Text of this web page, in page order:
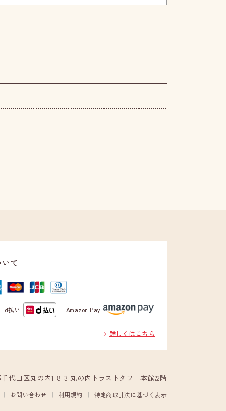
て
d払い Amazon Pay
詳しくはこちら
代田区丸の内1-8-3 丸の内トラストタワー本館22階
お問い合わせ 利用規約 特定商取引法に基づく表示